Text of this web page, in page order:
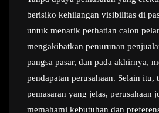
berisiko kehilangan visibilitas di
untuk menarik perhatian calon
mengakibatkan penurunan
pangsa pasar, dan pada akhirnya,
pendapatan perusahaan. Selain itu,
pemasaran yang jelas, perusahaan
memahami kebutuhan dan